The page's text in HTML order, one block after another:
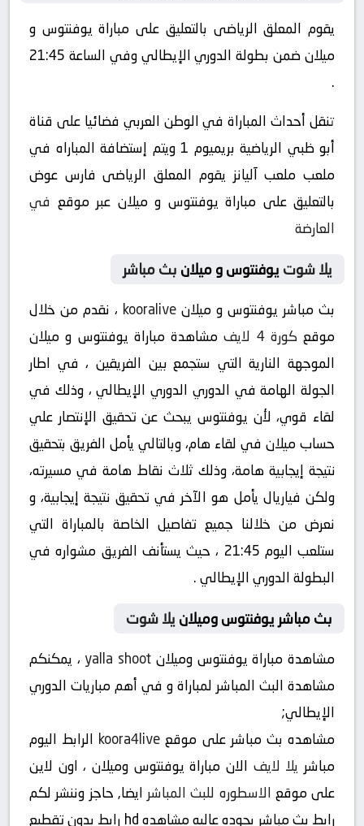
يقوم المعلق الرياضى بالتعليق على مباراة يوفنتوس و
ميلان ضمن بطولة الدوري الإيطالي وفي الساعة 21:45
.
تنقل أحداث المباراة في الوطن العربي فضائيا على قناة
أبو ظبي الرياضية بريميوم 1 ويتم إستضافة المباراه في
ملعب ملعب آليانز يقوم المعلق الرياضى فارس عوض
بالتعليق على مباراة يوفنتوس و ميلان عبر موقع في
العارضة
يلا شوت يوفنتوس و ميلان بث مباشر
بث مباشر يوفنتوس و ميلان kooralive ، نقدم من خلال
موقعكورة 4 لايف
مشاهدة مباراة يوفنتوس و ميلان
الموجهة النارية التي ستجمع بين الفريقين ، في اطار
الجولة الهامة في الدوري الدوري الإيطالي ، وذلك في
لقاء قوي، لأن يوفنتوس يبحث عن تحقيق الإنتصار علي
حساب ميلان في لقاء هام، وبالتالي يأمل الفريق بتحقيق
نتيجة إيجابية هامة، وذلك ثلاث نقاط هامة في مسيرته،
ولكن فياريال يأمل هو الآخر في تحقيق نتيجة إيجابية، و
نعرض من خلالنا جميع تفاصيل الخاصة بالمباراة التي
ستلعب اليوم 21:45 ، حيث يستأنف الفريق مشواره في
البطولة الدوري الإيطالي .
بث مباشر يوفنتوس وميلان يلا شوت
مشاهدة مباراة يوفنتوس وميلان yalla shoot ، يمكنكم
مشاهدة البث المباشر لمباراة و في أهم مباريات الدوري
الإيطالي;
مشاهده بث مباشر على موقع koora4live الرابط اليوم
مباشر يلا لايف الان مباراة يوفنتوس وميلان ، اون لاين
على موقع الاسطوره للبث المباشر ايضا, حاجز وننشر لكم
رابط بث مباشر بجوده عاليه مشاهده hd رابط بدون تقطيع